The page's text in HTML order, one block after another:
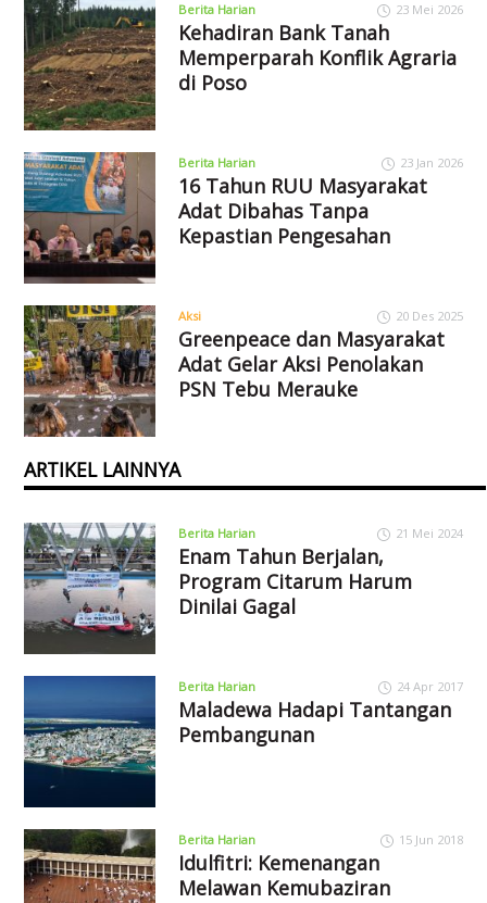
Berita Harian 23 Mei 2026
Kehadiran Bank Tanah
Memperparah Konflik Agraria
di Poso
Berita Harian 23 Jan 2026
16 Tahun RUU Masyarakat
Adat Dibahas Tanpa
Kepastian Pengesahan
Aksi 20 Des 2025
Greenpeace dan Masyarakat
Adat Gelar Aksi Penolakan
PSN Tebu Merauke
ARTIKEL LAINNYA
Berita Harian 21 Mei 2024
Enam Tahun Berjalan,
Program Citarum Harum
Dinilai Gagal
Berita Harian 24 Apr 2017
Maladewa Hadapi Tantangan
Pembangunan
Berita Harian 15 Jun 2018
Idulfitri: Kemenangan
Melawan Kemubaziran